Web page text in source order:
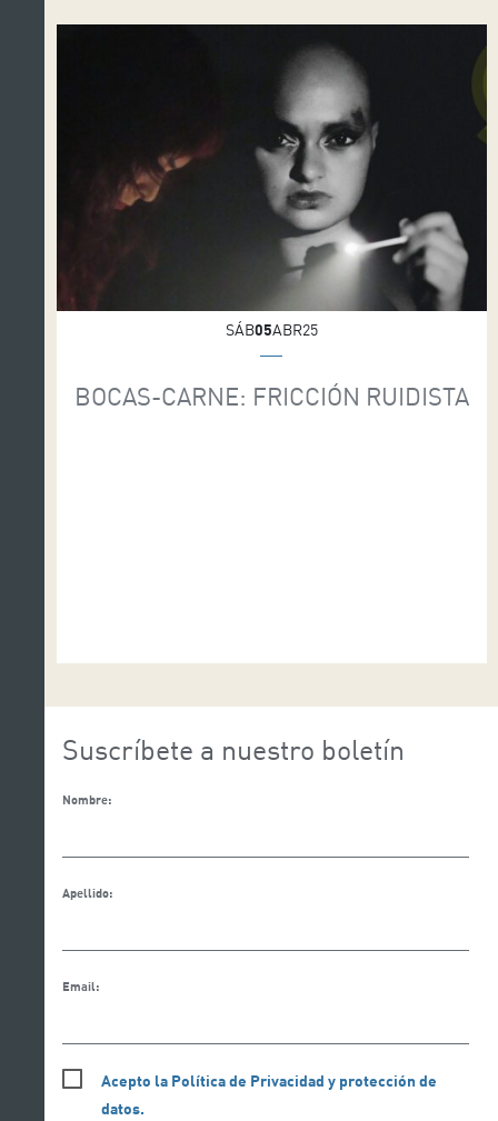
SÁB05ABR25
BOCAS-CARNE: FRICCIÓN RUIDISTA
Suscríbete a nuestro boletín
Nombre:
Apellido:
Email:
Acepto la Política de Privacidad y protección de
datos.